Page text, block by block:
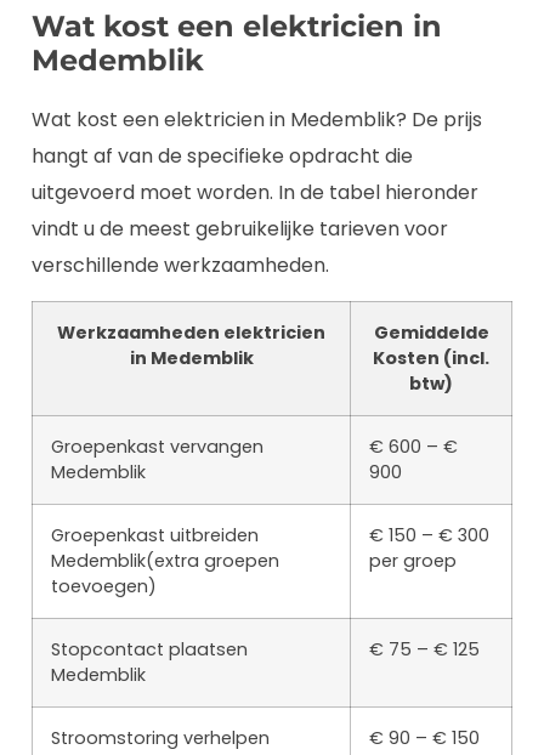
Wat kost een elektricien in
Medemblik
Wat kost een elektricien in Medemblik? De prijs
hangt af van de specifieke opdracht die
uitgevoerd moet worden. In de tabel hieronder
vindt u de meest gebruikelijke tarieven voor
verschillende werkzaamheden.
Werkzaamheden elektricien
in Medemblik
Gemiddelde
Kosten (incl.
btw)
Groepenkast vervangen
Medemblik
€ 600 – €
900
Groepenkast uitbreiden
Medemblik(extra groepen
toevoegen)
€ 150 – € 300
per groep
Stopcontact plaatsen
Medemblik
€ 75 – € 125
Stroomstoring verhelpen
€ 90 – € 150